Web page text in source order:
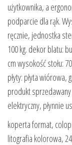
użytkownika, a
podparcie dla rąk.
ręcznie, jednostka
100 kg. dekor blatu:
cm wysokość stołu:
płyty: płyta wiórowa,
produkt
elektryczny, płynnie
koperta format,
litografia kolorowa,